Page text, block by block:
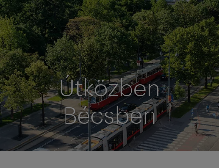
Útközben
Bécsben